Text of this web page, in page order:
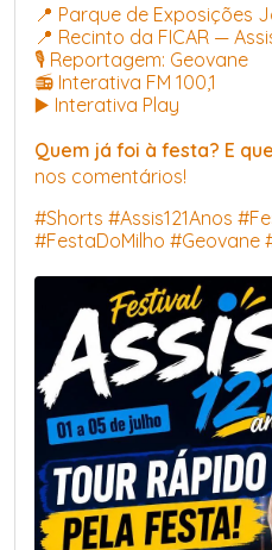
📍 Parque de Exposições
📍 Recinto da FICAR —
🎙️ Reportagem: Geovane
📻 Interativa FM 100,1
▶️ Interativa Play
Quem já foi à festa? E
nos comentários!
#Shorts #Assis121Anos
#FestaDoMilho #Geovane